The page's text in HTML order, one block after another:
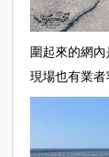
圍起來的網
現場也有業者